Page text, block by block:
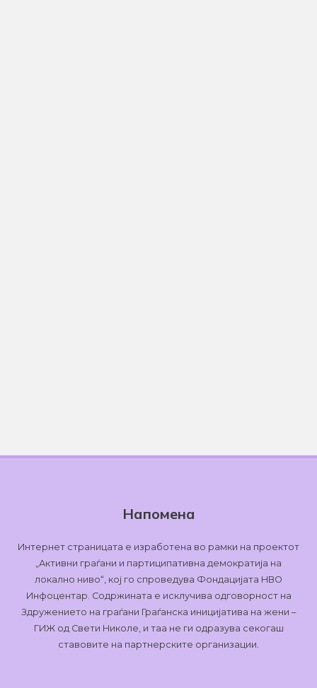
Напомена
Интернет страницата е изработена во рамки на проектот
„Активни граѓани и партиципативна демократија на
локално ниво“, кој го спроведува Фондацијата НВО
Инфоцентар. Содржината е исклучива одговорност на
Здружението на граѓани Граѓанска иницијатива на жени –
ГИЖ од Свети Николе, и таа не ги одразува секогаш
ставовите на партнерските организации.